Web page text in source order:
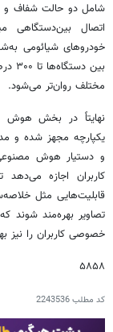
شامل دو حالت شفاف و
اتصال بین‌دستگاهی
خودروهای شیائومی
مختلف روان‌تر می‌شود.
کاربران اجازه می‌دهد
قابلیت‌هایی مثل
تصاویر بهره‌مند شوند
خصوصی کاربران را نیز
۵۸۵۸
کد مطلب2243536